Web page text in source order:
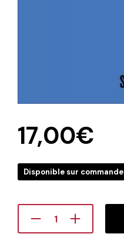
17,00€
Disponible sur commande